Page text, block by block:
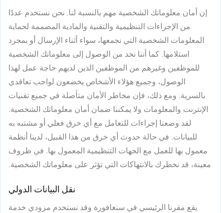
إن أمان معلوماتك الشخصية مهم بالنسبة لنا. نحن نستخدم عددًا
من الإجراءات التنظيمية والتقنية والمادية المصممة لحماية
المعلومات الشخصية التي نجمعها، سواء أثناء الإرسال أو بمجرد
استلامها. كما أننا نحد من الوصول إلى معلوماتك الشخصية
للموظفين وغيرهم من الموظفين الذين لديهم حاجة عمل لهذا
الوصول، وجميع هؤلاء الأشخاص يخضعون لواجب تعاقدي
بالسرية. ومع ذلك، فإن مخاطر الأمان متأصلة في جميع تقنيات
الإنترنت والمعلومات ولا يمكننا ضمان أمان معلوماتك الشخصية.
لقد وضعنا إجراءات للتعامل مع أي خرق فعلي أو مشتبه به
للبيانات. في حالة حدوث أي خرق من هذا القبيل، لدينا أنظمة
معمول بها للعمل مع الجهات التنظيمية المعمول بها. في ظروف
معينة، قد نخطرك بالانتهاكات التي تؤثر على معلوماتك الشخصية.
نقل البيانات الدولي
يقع مقرنا الرئيسي في سنغافورة وقد نستخدم مزودي خدمة